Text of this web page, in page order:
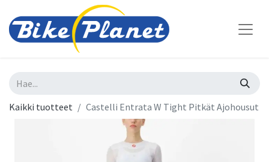
Kaikki tuotteet Castelli Entrata W Tight Pitkät Ajohousut